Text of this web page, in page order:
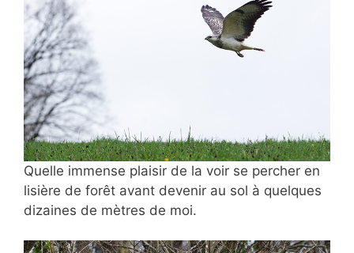
Quelle immense plaisir de la voir se percher en
lisière de forêt avant devenir au sol à quelques
dizaines de mètres de moi.